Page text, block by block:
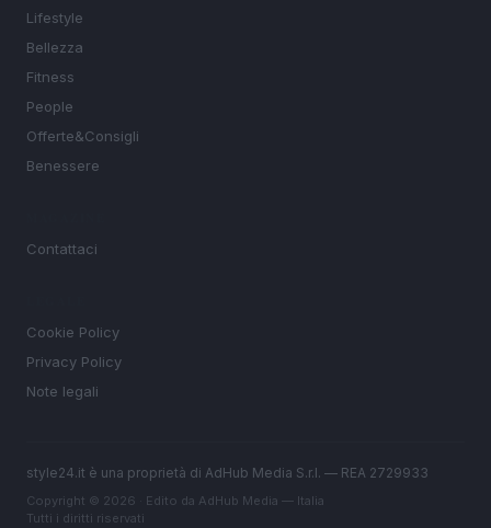
Lifestyle
Bellezza
Fitness
People
Offerte&Consigli
Benessere
Contattaci
Cookie Policy
Privacy Policy
Note legali
style24.it è una proprietà di AdHub Media S.r.l. — REA 2729933
Copyright © 2026 · Edito da AdHub Media — Italia
Tutti i diritti riservati